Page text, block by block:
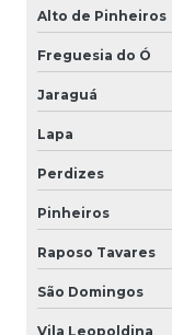
Alto de Pinheiros
Freguesia do Ó
Jaraguá
Lapa
Perdizes
Pinheiros
Raposo Tavares
São Domingos
Vila Leopoldina